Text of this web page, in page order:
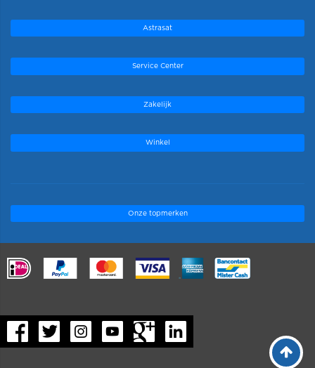
Astrasat
Service Center
Zakelijk
Winkel
Onze topmerken
.